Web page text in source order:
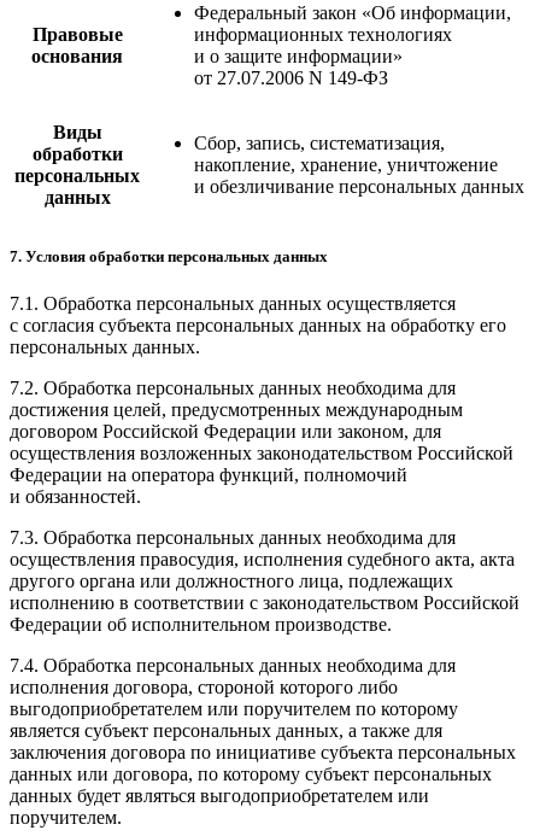
Правовые
основания
Федеральный закон «Об информации,
информационных технологиях
и о защите информации»
от 27.07.2006 N 149-ФЗ
Виды
обработки
персональных
данных
Сбор, запись, систематизация,
накопление, хранение, уничтожение
и обезличивание персональных данных
7. Условия обработки персональных данных
7.1. Обработка персональных данных осуществляется
с согласия субъекта персональных данных на обработку его
персональных данных.
7.2. Обработка персональных данных необходима для
достижения целей, предусмотренных международным
договором Российской Федерации или законом, для
осуществления возложенных законодательством Российской
Федерации на оператора функций, полномочий
и обязанностей.
7.3. Обработка персональных данных необходима для
осуществления правосудия, исполнения судебного акта, акта
другого органа или должностного лица, подлежащих
исполнению в соответствии с законодательством Российской
Федерации об исполнительном производстве.
7.4. Обработка персональных данных необходима для
исполнения договора, стороной которого либо
выгодоприобретателем или поручителем по которому
является субъект персональных данных, а также для
заключения договора по инициативе субъекта персональных
данных или договора, по которому субъект персональных
данных будет являться выгодоприобретателем или
поручителем.